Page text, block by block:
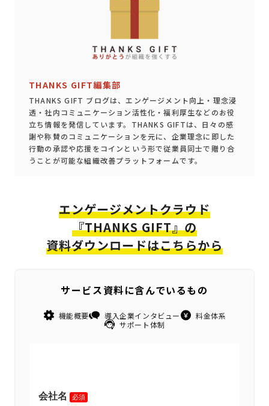
THANKS GIFT編集部
THANKS GIFT ブログは、エンゲージメント向上・理念浸
透・社内コミュニケーション活性化・福利厚生などのお役
立ち情報を発信しています。THANKS GIFTは、日々の感
謝や称賛のコミュニケーションを元に、企業理念に即した
行動の承認や応援をコインという形で従業員同士で贈り合
うことが可能な組織改善プラットフォームです。
エンゲージメントクラウド
『THANKS GIFT』の
資料ダウンロードはこちらから
サービス資料に含んでいるもの
機能概要 導入企業インタビュー
料金体系
サポート体制